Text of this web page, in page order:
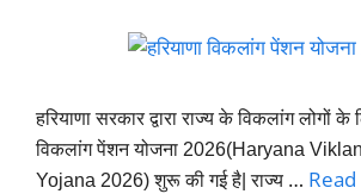
हरियाणा सरकार द्वारा राज्य के विकलांग लोगों के
विकलांग पेंशन योजना 2026(Haryana
Yojana 2026) शुरू की गई है| राज्य …